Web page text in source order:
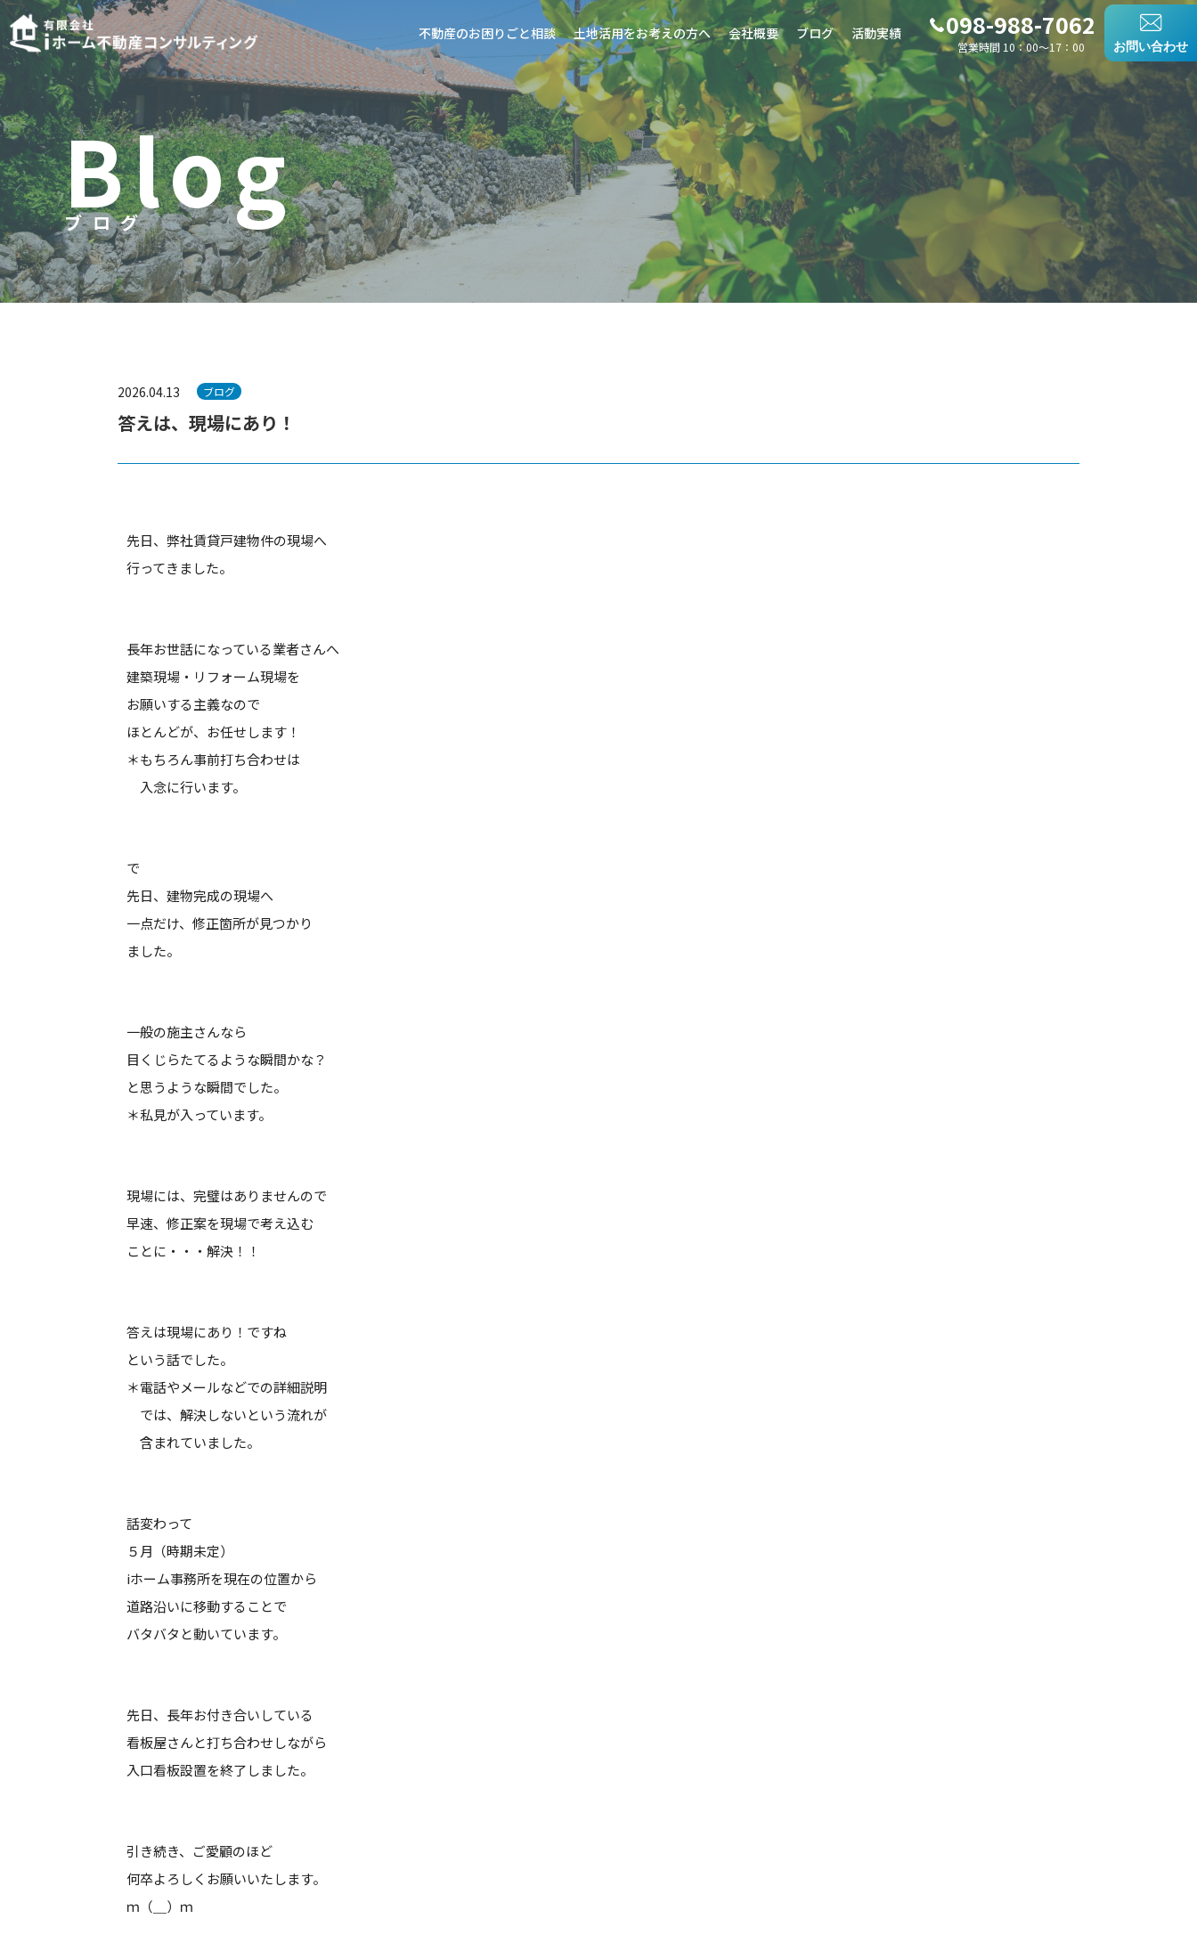
不動産のお困りごと相談 土地活用をお考えの方へ 会社概要 ブログ 活動実績 098-988-7062
営業時間 10：00〜17：00 お問い合わせ
Blog
ブログ
ブ ロ グ
答えは、現場にあり！
2026.04.13 ブログ
先日、弊社賃貸戸建物件の現場へ
行ってきました。
長年お世話になっている業者さんへ
建築現場・リフォーム現場を
お願いする主義なので
ほとんどが、お任せします！
＊もちろん事前打ち合わせは
入念に行います。
で
先日、建物完成の現場へ
一点だけ、修正箇所が見つかり
ました。
一般の施主さんなら
目くじらたてるような瞬間かな？
と思うような瞬間でした。
＊私見が入っています。
現場には、完璧はありませんので
早速、修正案を現場で考え込む
ことに・・・解決！！
答えは現場にあり！ですね
という話でした。
＊電話やメールなどでの詳細説明
では、解決しないという流れが
含まれていました。
話変わって
５月（時期未定）
iホーム事務所を現在の位置から
道路沿いに移動することで
バタバタと動いています。
先日、長年お付き合いしている
看板屋さんと打ち合わせしながら
入口看板設置を終了しました。
引き続き、ご愛顧のほど
何卒よろしくお願いいたします。
ｍ（＿）ｍ